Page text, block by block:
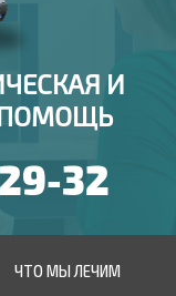
И
ПОМОЩЬ
32
ЧТО МЫ ЛЕЧИМ